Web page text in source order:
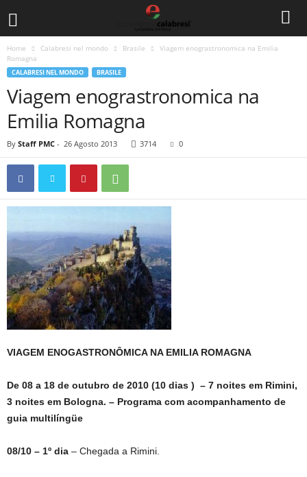
Home Calabresi nel mondo Brasile
Viagem enograstronomica na Emilia
Romagna
CALABRESI NEL MONDO BRASILE
Viagem enograstronomica na
Emilia Romagna
By Staff PMC - 26 Agosto 2013 3714 0
VIAGEM ENOGASTRONÔMICA NA EMILIA ROMAGNA
De 08 a 18 de outubro de 2010 (10 dias ) – 7 noites em Rimini,
3 noites em Bologna. – Programa com acompanhamento de
guia multilíngüe
08/10 – 1º dia – Chegada a Rimini.